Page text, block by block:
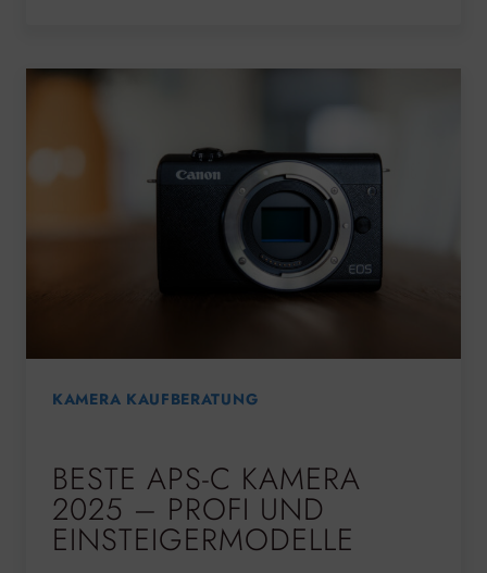
KAMERA KAUFBERATUNG
BESTE APS-C KAMERA
2025 – PROFI UND
EINSTEIGERMODELLE